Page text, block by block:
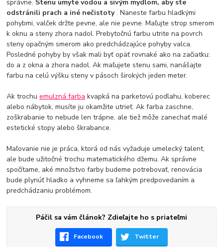
správne. Stenu umyte vodou a sivým mydlom, aby ste
odstránili prach a iné nečistoty. Naneste farbu hladkými
pohybmi, valček držte pevne, ale nie pevne. Maľujte strop smerom
k oknu a steny zhora nadol. Prebytočnú farbu utrite na povrch
steny opačným smerom ako predchádzajúce pohyby valca.
Posledné pohyby by však mali byť opäť rovnaké ako na začiatku:
do a z okna a zhora nadol. Ak maľujete stenu sami, nanášajte
farbu na celú výšku steny v pásoch širokých jeden meter.
Ak trochuemulzná farba kvapká na parketovú podlahu, koberec
alebo nábytok, musíte ju okamžite utrieť. Ak farba zaschne,
zoškrabanie to nebude len trápne, ale tiež môže zanechať malé
estetické stopy alebo škrabance.
Maľovanie nie je práca, ktorá od nás vyžaduje umelecký talent,
ale bude užitočné trochu matematického džemu. Ak správne
spočítame, aké množstvo farby budeme potrebovať, renovácia
bude plynúť hladko a vyhneme sa ľahkým predpovedaním a
predchádzaniu problémom.
Páčil sa vám článok? Zdieľajte ho s priateľmi
Facebook Twitter